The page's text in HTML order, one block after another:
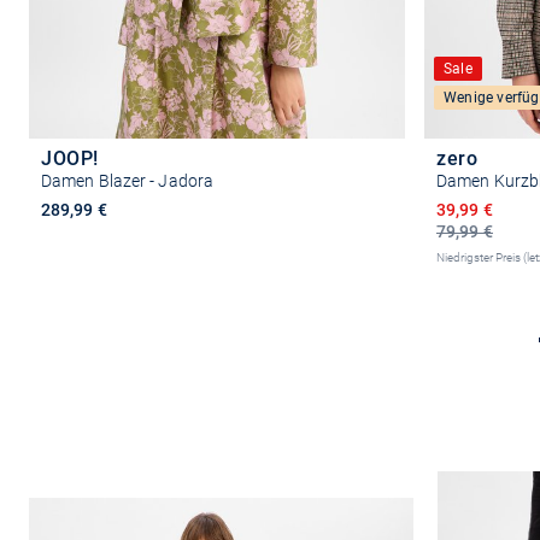
JOOP!
Damen Blazer - Jadora
289,99 €
Sale
Wenige
zero
Damen
79,99 €
Ermäßigter
39,99 €
Niedrigster Preis